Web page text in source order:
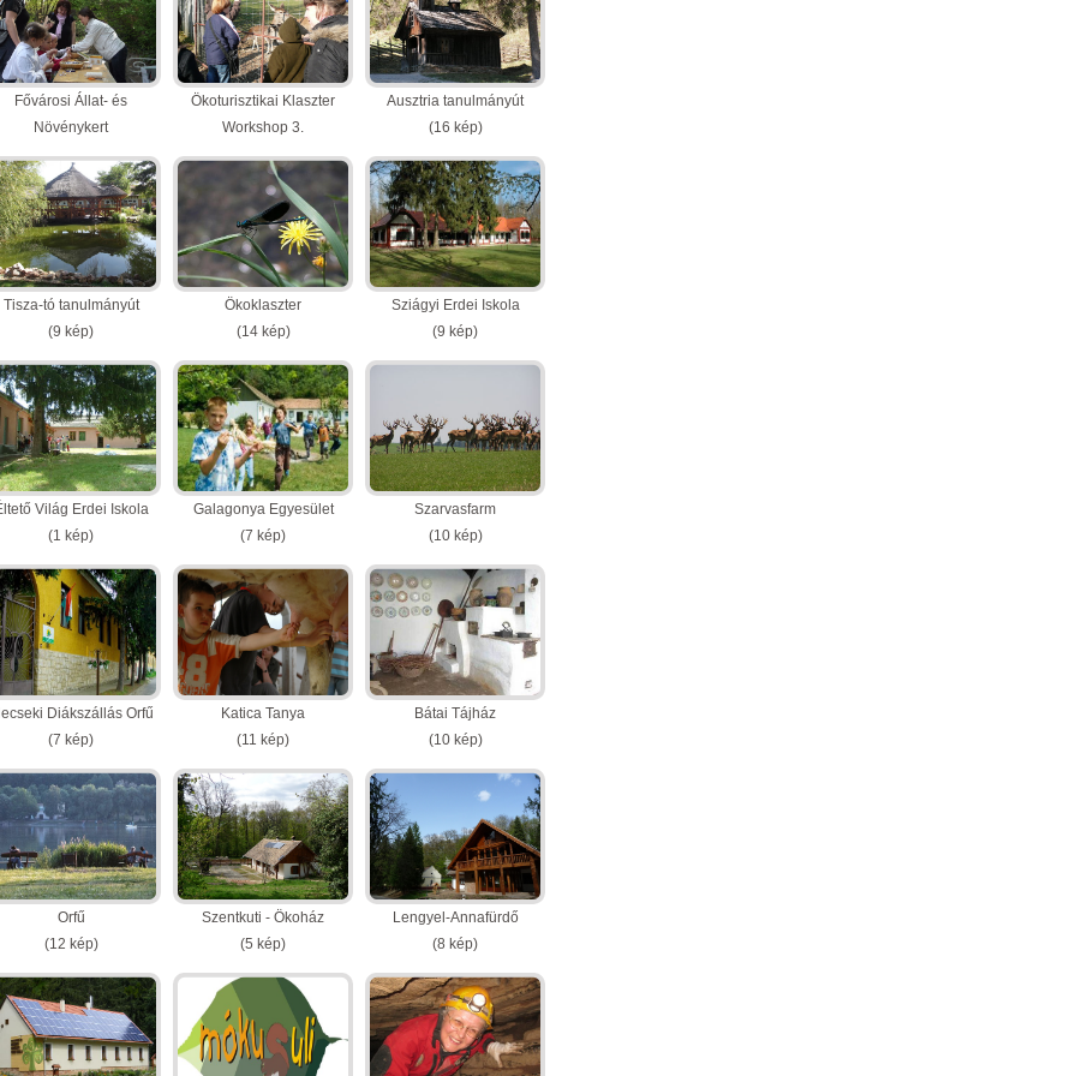
Fővárosi Állat- és
Növénykert
(11 kép)
Ökoturisztikai Klaszter
Workshop 3.
(14 kép)
Ausztria tanulmányút
(16 kép)
Tisza-tó tanulmányút
(9 kép)
Ökoklaszter
(14 kép)
Sziágyi Erdei Iskola
(9 kép)
Világ Erdei Iskola
(1 kép)
Galagonya Egyesület
(7 kép)
Szarvasfarm
(10 kép)
Diákszállás Orfű
(7 kép)
Katica Tanya
(11 kép)
Bátai Tájház
(10 kép)
Orfű
(12 kép)
Szentkuti - Ökoház
(5 kép)
Lengyel-Annafürdő
(8 kép)